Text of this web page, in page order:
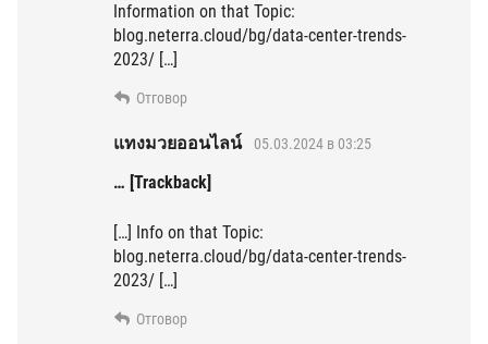
Information on that Topic:
blog.neterra.cloud/bg/data-center-trends-
2023/ […]
Отговор
แทงมวยออนไลน์ 05.03.2024 в 03:25
… [Trackback]
[…] Info on that Topic:
blog.neterra.cloud/bg/data-center-trends-
2023/ […]
Отговор